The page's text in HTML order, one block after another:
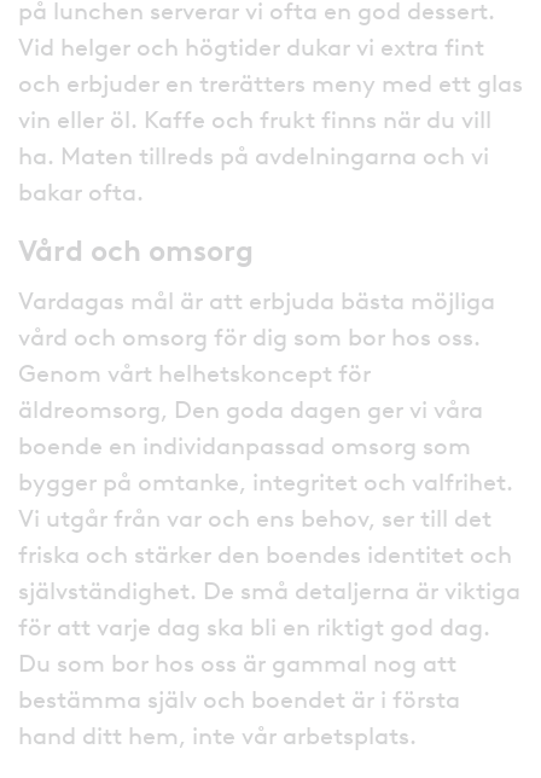
på lunchen serverar vi ofta en god dessert.
Vid helger och högtider dukar vi extra fint
och erbjuder en trerätters meny med ett glas
vin eller öl. Kaffe och frukt finns när du vill
ha. Maten tillreds på avdelningarna och vi
bakar ofta.
Vård och omsorg
Vardagas mål är att erbjuda bästa möjliga
vård och omsorg för dig som bor hos oss.
Genom vårt helhetskoncept för
äldreomsorg, Den goda dagen ger vi våra
boende en individanpassad omsorg som
bygger på omtanke, integritet och valfrihet.
Vi utgår från var och ens behov, ser till det
friska och stärker den boendes identitet och
självständighet. De små detaljerna är viktiga
för att varje dag ska bli en riktigt god dag.
Du som bor hos oss är gammal nog att
bestämma själv och boendet är i första
hand ditt hem, inte vår arbetsplats.